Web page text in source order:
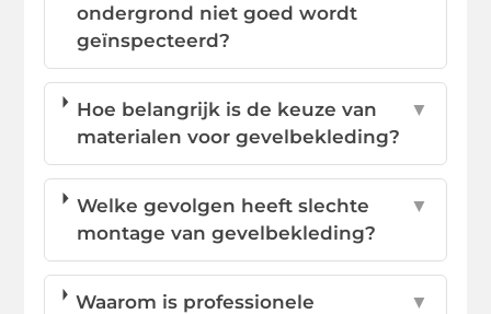
ondergrond niet goed wordt
geïnspecteerd?
Hoe belangrijk is de keuze van
materialen voor gevelbekleding?
▼
Welke gevolgen heeft slechte
montage van gevelbekleding?
▼
Waarom is professionele
▼